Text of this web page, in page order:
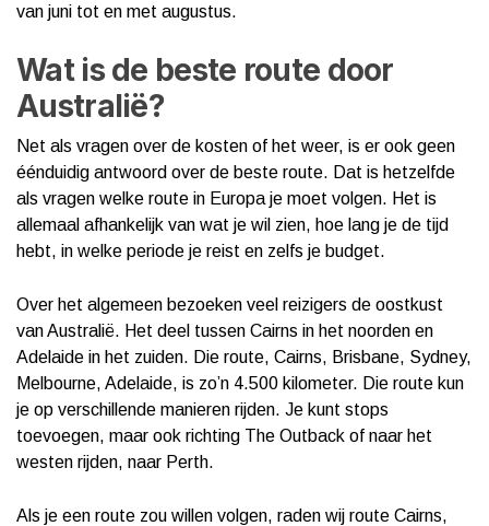
van juni tot en met augustus.
Wat is de beste route door
Australië?
Net als vragen over de kosten of het weer, is er ook geen
éénduidig antwoord over de beste route. Dat is hetzelfde
als vragen welke route in Europa je moet volgen. Het is
allemaal afhankelijk van wat je wil zien, hoe lang je de tijd
hebt, in welke periode je reist en zelfs je budget.
Over het algemeen bezoeken veel reizigers de oostkust
van Australië. Het deel tussen Cairns in het noorden en
Adelaide in het zuiden. Die route, Cairns, Brisbane, Sydney,
Melbourne, Adelaide, is zo’n 4.500 kilometer. Die route kun
je op verschillende manieren rijden. Je kunt stops
toevoegen, maar ook richting The Outback of naar het
westen rijden, naar Perth.
Als je een route zou willen volgen, raden wij route Cairns,